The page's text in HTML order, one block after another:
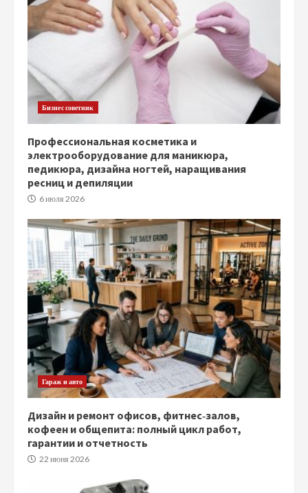
Бизнес советник
Профессиональная косметика и
электрооборудование для маникюра,
педикюра, дизайна ногтей, наращивания
ресниц и депиляции
6 июля 2026
Гараж и авто
Дизайн и ремонт офисов, фитнес‑залов,
кофеен и общепита: полный цикл работ,
гарантии и отчетность
22 июня 2026